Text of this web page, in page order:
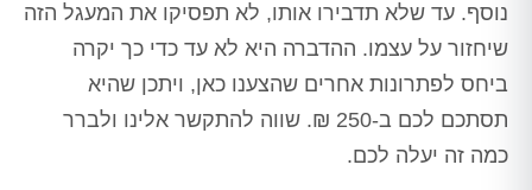
נוסף. עד שלא תדבירו אותו, לא תפסיקו את המעגל הזה
שיחזור על עצמו. ההדברה היא לא עד כדי כך יקרה
ביחס לפתרונות אחרים שהצענו כאן, ויתכן שהיא
תסתכם לכם ב-250 ₪. שווה להתקשר אלינו ולברר
כמה זה יעלה לכם.